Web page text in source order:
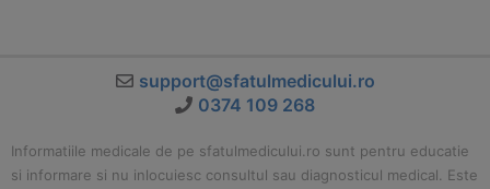
support@sfatulmedicului.ro
0374 109 268
Informatiile medicale de pe sfatulmedicului.ro sunt pentru educatie
si informare si nu inlocuiesc consultul sau diagnosticul medical. Este